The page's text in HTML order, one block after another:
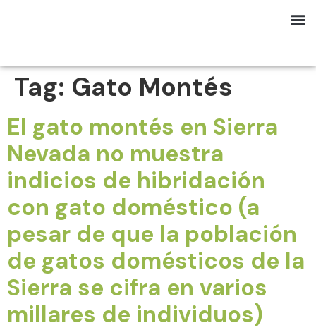
Tag: Gato Montés
El gato montés en Sierra
Nevada no muestra
indicios de hibridación
con gato doméstico (a
pesar de que la población
de gatos domésticos de la
Sierra se cifra en varios
millares de individuos)